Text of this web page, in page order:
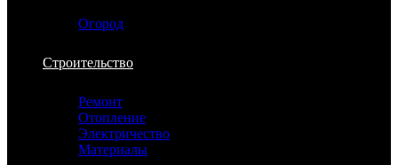
Огород
Строительство
Ремонт
Отопление
Электричество
Материалы